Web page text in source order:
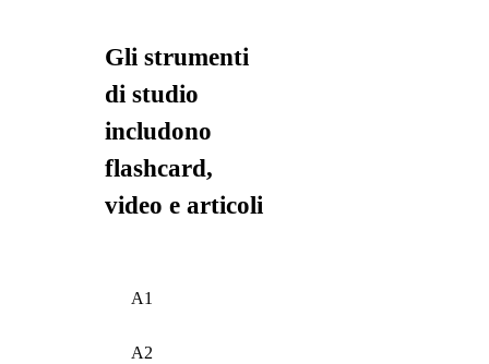
Gli strumenti
di studio
includono
flashcard,
video e articoli
A1
A2